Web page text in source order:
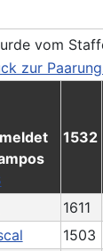
1532
1611
1503